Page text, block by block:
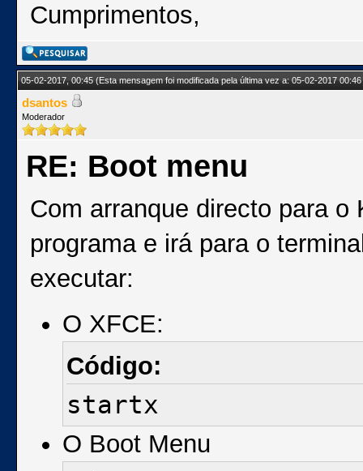
Cumprimentos,
05-02-2017, 00:45(Esta mensagem foi modificada pela última vez a: 05-02-2017
dsantos
Moderador
RE: Boot menu
Com arranque directo para
programa e irá para o
executar:
O XFCE:
Código:
startx
O Boot Menu